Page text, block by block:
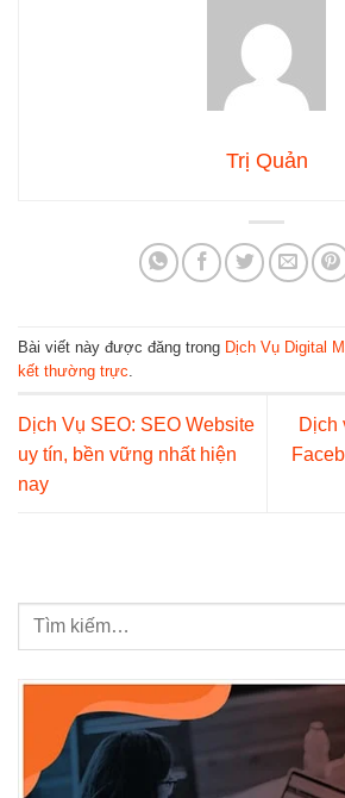
Trị Quản
Bài viết này được đăng trong Dịch Vụ Digital
kết thường trực
Dịch Vụ SEO: SEO Website
uy tín, bền vững nhất hiện
nay
Dịch